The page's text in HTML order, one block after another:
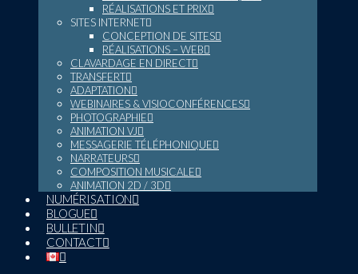
RÉALISATIONS ET PRIX
SITES INTERNET
CONCEPTION DE SITES
RÉALISATIONS – WEB
CLAVARDAGE EN DIRECT
TRANSFERT
ADAPTATION
WEBINAIRES & VISIOCONFÉRENCES
PHOTOGRAPHIE
ANIMATION VJ
MESSAGERIE TÉLÉPHONIQUE
NARRATEURS
COMPOSITION MUSICALE
ANIMATION 2D / 3D
NUMÉRISATION
BLOGUE
BULLETIN
CONTACT